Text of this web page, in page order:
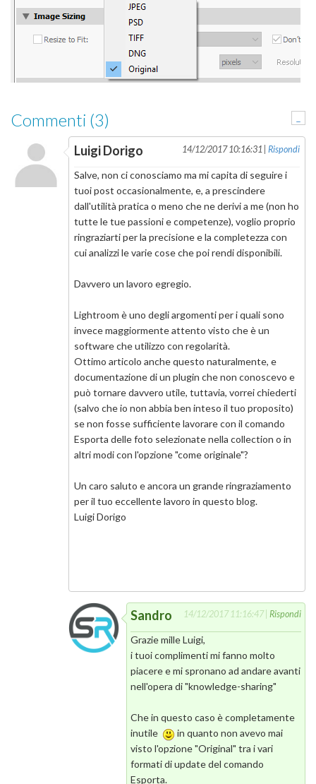
Commenti (3) -
Luigi Dorigo 14/12/2017 10:16:31 | Rispondi
Salve, non ci conosciamo ma mi capita di seguire i
tuoi post occasionalmente, e, a prescindere
dall'utilità pratica o meno che ne derivi a me (non ho
tutte le tue passioni e competenze), voglio proprio
ringraziarti per la precisione e la completezza con
cui analizzi le varie cose che poi rendi disponibili.
Davvero un lavoro egregio.
Lightroom è uno degli argomenti per i quali sono
invece maggiormente attento visto che è un
software che utilizzo con regolarità.
Ottimo articolo anche questo naturalmente, e
documentazione di un plugin che non conoscevo e
può tornare davvero utile, tuttavia, vorrei chiederti
(salvo che io non abbia ben inteso il tuo proposito)
se non fosse sufficiente lavorare con il comando
Esporta delle foto selezionate nella collection o in
altri modi con l'opzione "come originale"?
Un caro saluto e ancora un grande ringraziamento
per il tuo eccellente lavoro in questo blog.
Luigi Dorigo
Sandro 14/12/2017 11:16:47 | Rispondi
Grazie mille Luigi,
i tuoi complimenti mi fanno molto
piacere e mi spronano ad andare avanti
nell'opera di "knowledge-sharing"
Che in questo caso è completamente
inutile
in quanto non avevo mai
visto l'opzione "Original" tra i vari
formati di update del comando
Esporta.